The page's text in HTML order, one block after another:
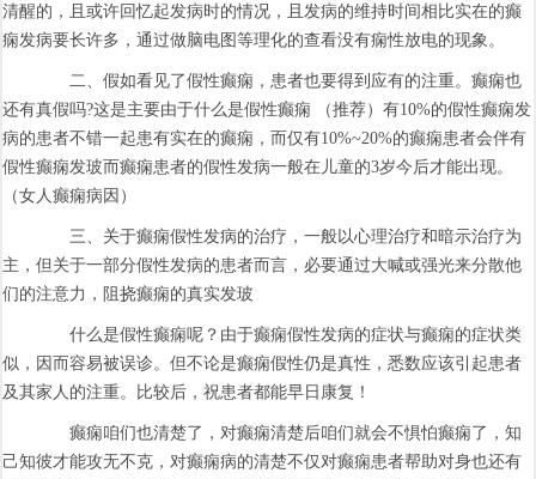
清醒的，且或许回忆起发病时的情况，且发病的维持时间相比实在的癫
痫发病要长许多，通过做脑电图等理化的查看没有痫性放电的现象。
二、假如看见了假性癫痫，患者也要得到应有的注重。癫痫也
还有真假吗?这是主要由于什么是假性癫痫 （推荐）有10%的假性癫痫发
病的患者不错一起患有实在的癫痫，而仅有10%~20%的癫痫患者会伴有
假性癫痫发玻而癫痫患者的假性发病一般在儿童的3岁今后才能出现。
（女人癫痫病因）
三、关于癫痫假性发病的治疗，一般以心理治疗和暗示治疗为
主，但关于一部分假性发病的患者而言，必要通过大喊或强光来分散他
们的注意力，阻挠癫痫的真实发玻
什么是假性癫痫呢？由于癫痫假性发病的症状与癫痫的症状类
似，因而容易被误诊。但不论是癫痫假性仍是真性，悉数应该引起患者
及其家人的注重。比较后，祝患者都能早日康复！
癫痫咱们也清楚了，对癫痫清楚后咱们就会不惧怕癫痫了，知
己知彼才能攻无不克，对癫痫病的清楚不仅对癫痫患者帮助对身也还有